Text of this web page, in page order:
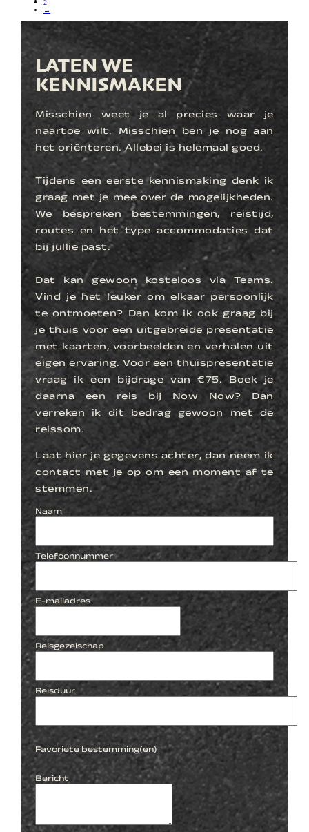
2
→
LATEN WE
KENNISMAKEN
Misschien weet je al precies waar je
naartoe wilt. Misschien ben je nog aan
het oriënteren. Allebei is helemaal goed.
Tijdens een eerste kennismaking denk ik
graag met je mee over de mogelijkheden.
We bespreken bestemmingen, reistijd,
routes en het type accommodaties dat
bij jullie past.
Dat kan gewoon kosteloos via Teams.
Vind je het leuker om elkaar persoonlijk
te ontmoeten? Dan kom ik ook graag bij
je thuis voor een uitgebreide presentatie
met kaarten, voorbeelden en verhalen uit
eigen ervaring. Voor een thuispresentatie
vraag ik een bijdrage van €75. Boek je
daarna een reis bij Now Now? Dan
verreken ik dit bedrag gewoon met de
reissom.
Laat hier je gegevens achter, dan neem ik
contact met je op om een moment af te
stemmen.
Naam
Telefoonnummer
E-mailadres
Reisgezelschap
Reisduur
Favoriete bestemming(en)
Bericht